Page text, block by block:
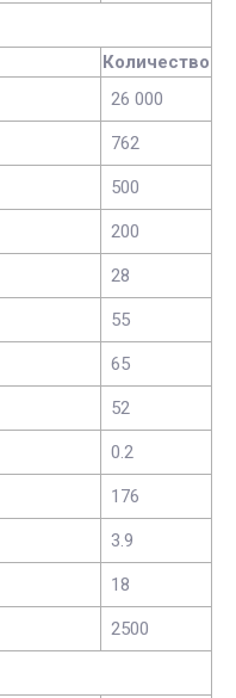
Количество
26 000
762
500
200
28
55
65
52
0.2
176
3.9
18
2500